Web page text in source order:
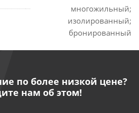
многожильный;
изолированный;
бронированный
по более низкой цене?
нам об этом!